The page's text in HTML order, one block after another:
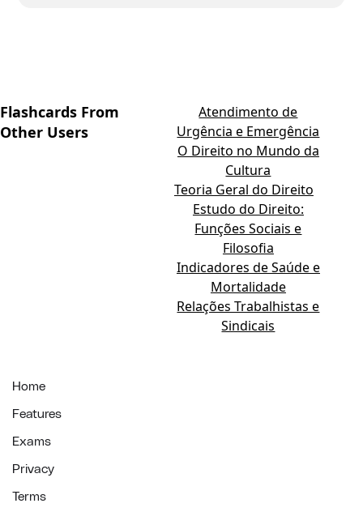
Flashcards From
Other Users
Atendimento de
Urgência e Emergência
O Direito no Mundo da
Cultura
Teoria Geral do Direito
Estudo do Direito:
Funções Sociais e
Filosofia
Indicadores de Saúde e
Mortalidade
Relações Trabalhistas e
Sindicais
Home
Features
Exams
Privacy
Terms